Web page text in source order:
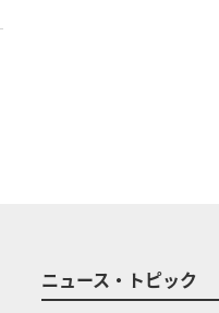
ニュース・トピック